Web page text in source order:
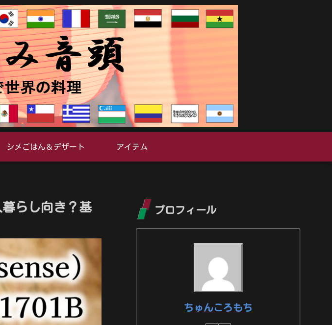
シメごはん＆デザート アイテム
暮らし向き？基
プロフィール
ちゅんころもち